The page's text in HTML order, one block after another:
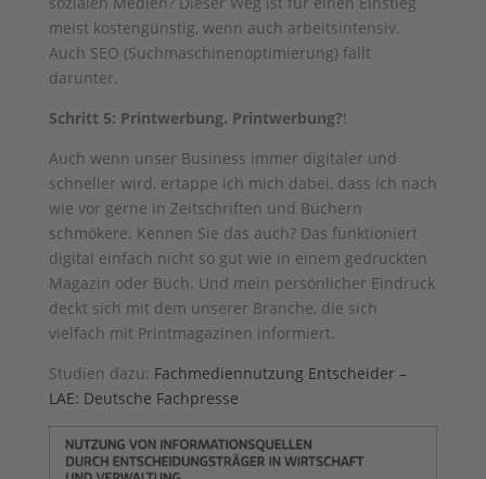
meist kostengünstig, wenn auch arbeitsintensiv.
Auch SEO (Suchmaschinenoptimierung) fällt
darunter.
Schritt 5: Printwerbung. Printwerbung?!
Auch wenn unser Business immer digitaler und
schneller wird, ertappe ich mich dabei, dass ich nach
wie vor gerne in Zeitschriften und Büchern
schmökere. Kennen Sie das auch? Das funktioniert
digital einfach nicht so gut wie in einem gedruckten
Magazin oder Buch. Und mein persönlicher Eindruck
deckt sich mit dem unserer Branche, die sich
vielfach mit Printmagazinen informiert.
Studien dazu: Fachmediennutzung Entscheider –
LAE: Deutsche Fachpresse